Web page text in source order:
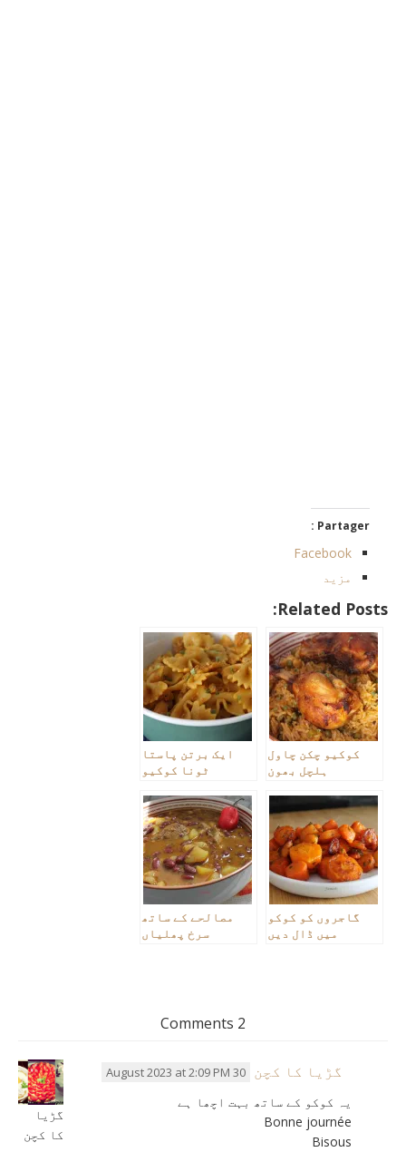
Partager :
Facebook
مزید
Related Posts:
کوکیو چکن چاول
ہلچل بھون
ایک برتن پاستا
ٹونا کوکیو
گاجروں کو کوکو
میں ڈال دیں
مصالحے کے ساتھ
سرخ پھلیاں
2 Comments
گڑیا
کا کچن
گڑیا کا کچن 30 August 2023 at 2:09 PM
یہ کوکو کے ساتھ بہت اچھا ہے
Bonne journée
Bisous